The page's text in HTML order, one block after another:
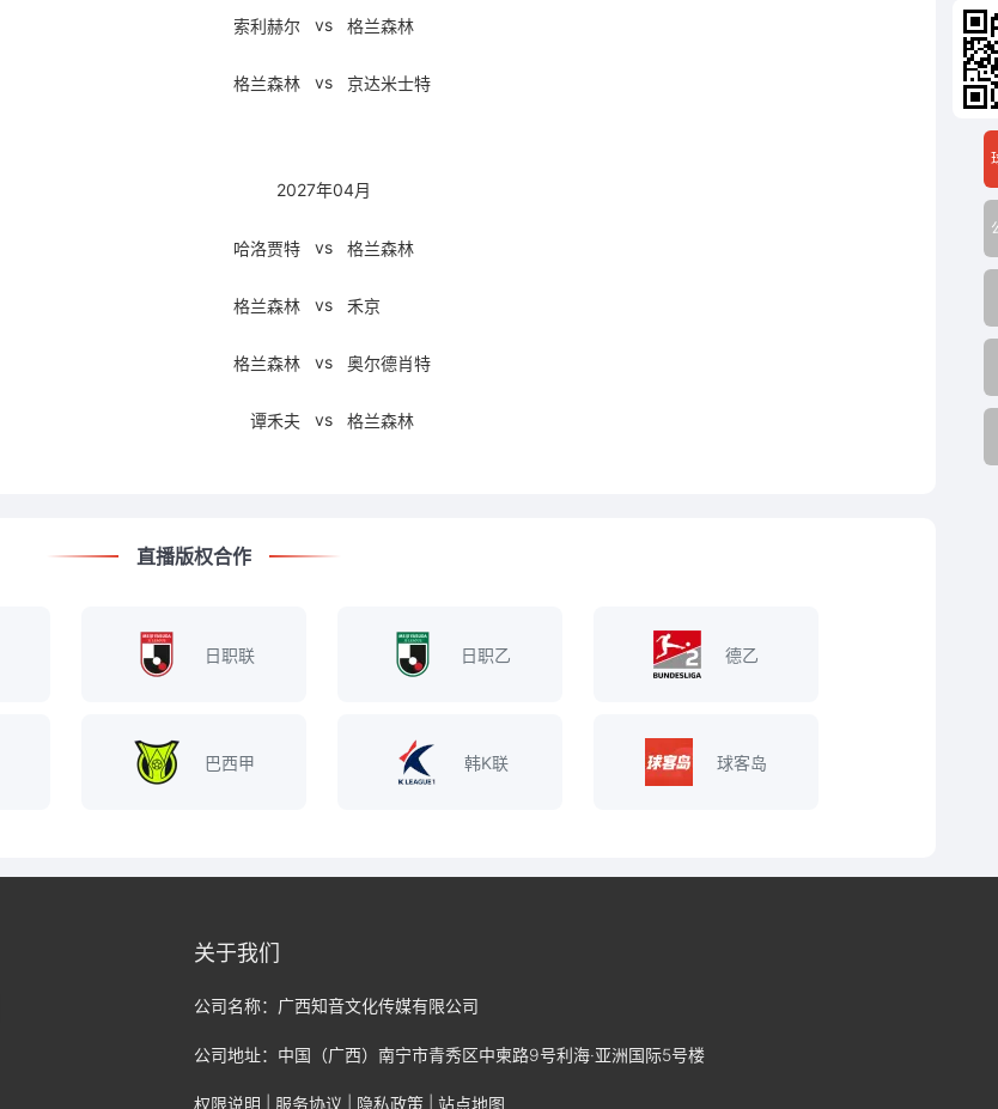
索利赫尔 vs 格兰森林
格兰森林 vs 京达米士特
2027年04月
哈洛贾特 vs 格兰森林
格兰森林 vs 禾京
格兰森林 vs 奥尔德肖特
谭禾夫 vs 格兰森林
直播版权合作
日职联 日职乙 德乙
巴西甲 韩K联 球客岛
关于我们
公司名称： 广西知音文化传媒有限公司
公司地址： 中国（广西）南宁市青秀区中柬路9号利海·亚洲国际5号楼
权限说明 服务协议 隐私政策 站点地图